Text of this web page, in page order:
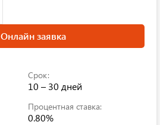
Онлайн заявка
Срок:
10 – 30 дней
Процентная ставка:
0.80%